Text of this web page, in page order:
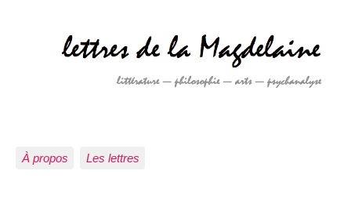
À propos Les lettres